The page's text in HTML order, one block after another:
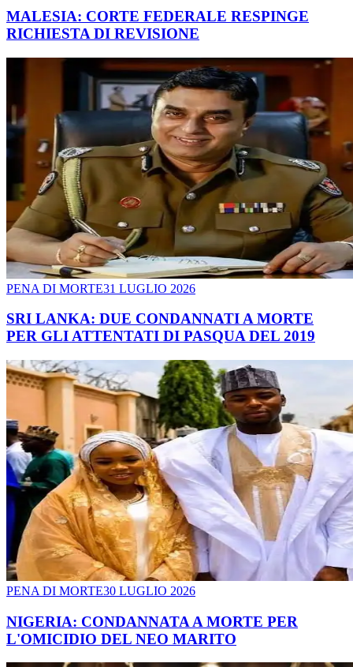
MALESIA: CORTE FEDERALE RESPINGE
RICHIESTA DI REVISIONE
PENA DI MORTE31 LUGLIO 2026
SRI LANKA: DUE CONDANNATI A MORTE
PER GLI ATTENTATI DI PASQUA DEL 2019
PENA DI MORTE30 LUGLIO 2026
NIGERIA: CONDANNATA A MORTE PER
L'OMICIDIO DEL NEO MARITO